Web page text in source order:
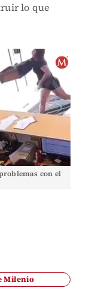
lo que
con el
Milenio